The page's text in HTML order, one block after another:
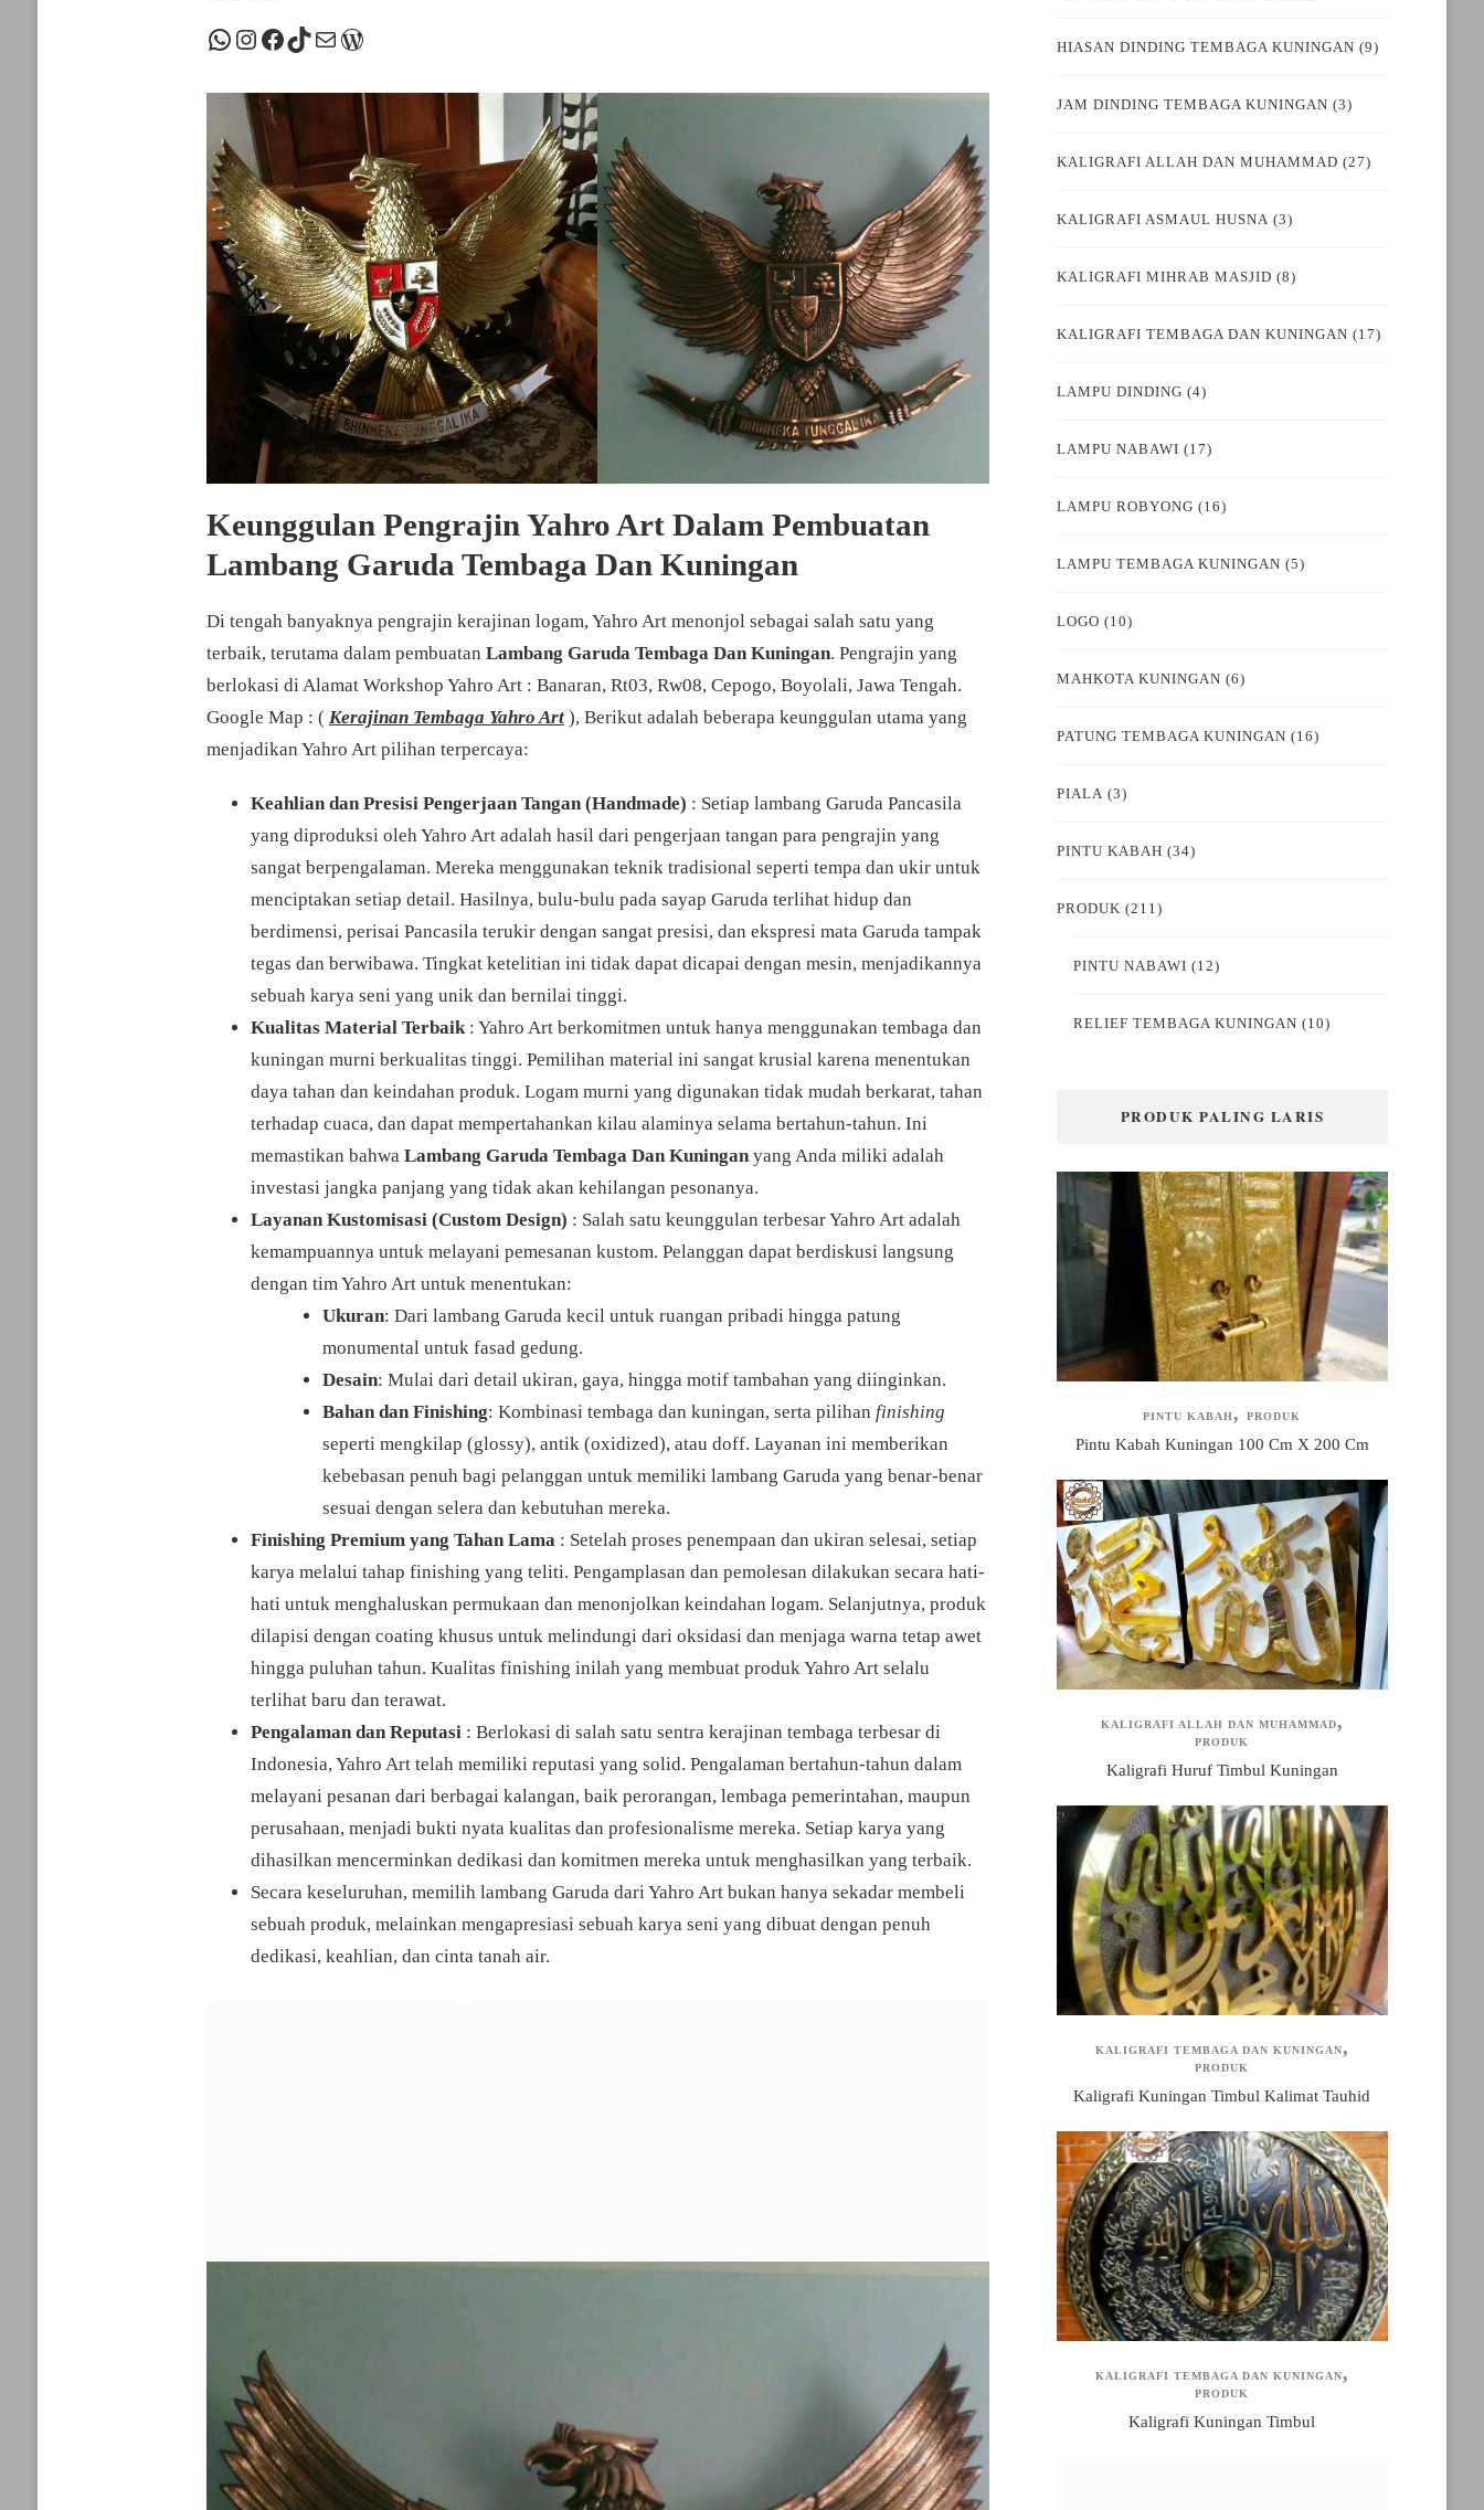
WhatsApp
Instagram
Facebook
TikTok
MailWordPress
Keunggulan Pengrajin Yahro Art Dalam Pembuatan
Lambang Garuda Tembaga Dan Kuningan
Di tengah banyaknya pengrajin kerajinan logam, Yahro Art menonjol sebagai salah satu yang
terbaik, terutama dalam pembuatan Lambang Garuda Tembaga Dan Kuningan. Pengrajin yang
berlokasi di Alamat Workshop Yahro Art : Banaran, Rt03, Rw08, Cepogo, Boyolali, Jawa Tengah.
Google Map : ( Kerajinan Tembaga Yahro Art), Berikut adalah beberapa keunggulan utama yang
menjadikan Yahro Art pilihan terpercaya:
Keahlian dan Presisi Pengerjaan Tangan (Handmade) : Setiap lambang Garuda Pancasila
yang diproduksi oleh Yahro Art adalah hasil dari pengerjaan tangan para pengrajin yang
sangat berpengalaman. Mereka menggunakan teknik tradisional seperti tempa dan ukir untuk
menciptakan setiap detail. Hasilnya, bulu-bulu pada sayap Garuda terlihat hidup dan
berdimensi, perisai Pancasila terukir dengan sangat presisi, dan ekspresi mata Garuda tampak
tegas dan berwibawa. Tingkat ketelitian ini tidak dapat dicapai dengan mesin, menjadikannya
sebuah karya seni yang unik dan bernilai tinggi.
Kualitas Material Terbaik: Yahro Art berkomitmen untuk hanya menggunakan tembaga dan
kuningan murni berkualitas tinggi. Pemilihan material ini sangat krusial karena menentukan
daya tahan dan keindahan produk. Logam murni yang digunakan tidak mudah berkarat, tahan
terhadap cuaca, dan dapat mempertahankan kilau alaminya selama bertahun-tahun. Ini
memastikan bahwa Lambang Garuda Tembaga Dan Kuninganyang Anda miliki adalah
investasi jangka panjang yang tidak akan kehilangan pesonanya.
Layanan Kustomisasi (Custom Design) : Salah satu keunggulan terbesar Yahro Art adalah
kemampuannya untuk melayani pemesanan kustom. Pelanggan dapat berdiskusi langsung
dengan tim Yahro Art untuk menentukan:
Ukuran: Dari lambang Garuda kecil untuk ruangan pribadi hingga patung
monumental untuk fasad gedung.
Desain: Mulai dari detail ukiran, gaya, hingga motif tambahan yang diinginkan.
Bahan dan Finishing: Kombinasi tembaga dan kuningan, serta pilihan finishing
seperti mengkilap (glossy), antik (oxidized), atau doff. Layanan ini memberikan
kebebasan penuh bagi pelanggan untuk memiliki lambang Garuda yang benar-benar
sesuai dengan selera dan kebutuhan mereka.
Finishing Premium yang Tahan Lama: Setelah proses penempaan dan ukiran selesai, setiap
karya melalui tahap finishing yang teliti. Pengamplasan dan pemolesan dilakukan secara hati-
hati untuk menghaluskan permukaan dan menonjolkan keindahan logam. Selanjutnya, produk
dilapisi dengan coating khusus untuk melindungi dari oksidasi dan menjaga warna tetap awet
hingga puluhan tahun. Kualitas finishing inilah yang membuat produk Yahro Art selalu
terlihat baru dan terawat.
Pengalaman dan Reputasi: Berlokasi di salah satu sentra kerajinan tembaga terbesar di
Indonesia, Yahro Art telah memiliki reputasi yang solid. Pengalaman bertahun-tahun dalam
melayani pesanan dari berbagai kalangan, baik perorangan, lembaga pemerintahan, maupun
perusahaan, menjadi bukti nyata kualitas dan profesionalisme mereka. Setiap karya yang
dihasilkan mencerminkan dedikasi dan komitmen mereka untuk menghasilkan yang terbaik.
Secara keseluruhan, memilih lambang Garuda dari Yahro Art bukan hanya sekadar membeli
sebuah produk, melainkan mengapresiasi sebuah karya seni yang dibuat dengan penuh
dedikasi, keahlian, dan cinta tanah air.
HIASAN DINDING TEMBAGA KUNINGAN (9)
JAM DINDING TEMBAGA KUNINGAN (3)
KALIGRAFI ALLAH DAN MUHAMMAD (27)
KALIGRAFI ASMAUL HUSNA (3)
KALIGRAFI MIHRAB MASJID (8)
KALIGRAFI TEMBAGA DAN KUNINGAN (17)
LAMPU DINDING (4)
LAMPU NABAWI (17)
LAMPU ROBYONG (16)
LAMPU TEMBAGA KUNINGAN (5)
LOGO (10)
MAHKOTA KUNINGAN (6)
PATUNG TEMBAGA KUNINGAN (16)
PIALA (3)
PINTU KABAH (34)
PRODUK (211)
PINTU NABAWI (12)
RELIEF TEMBAGA KUNINGAN (10)
PRODUK PALING LARIS
PINTU KABAH PRODUK
Pintu Kabah Kuningan 100 Cm X 200 Cm
KALIGRAFI ALLAH DAN MUHAMMAD
PRODUK
Kaligrafi Huruf Timbul Kuningan
KALIGRAFI TEMBAGA DAN KUNINGAN
PRODUK
Kaligrafi Kuningan Timbul Kalimat Tauhid
KALIGRAFI TEMBAGA DAN KUNINGAN
PRODUK
Kaligrafi Kuningan Timbul